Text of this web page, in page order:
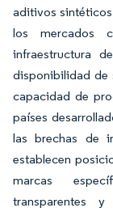
aditivos sintéticos
los mercados
infraestructura
disponibilidad de
capacidad de
países
las brechas de
establecen
marcas
transparentes